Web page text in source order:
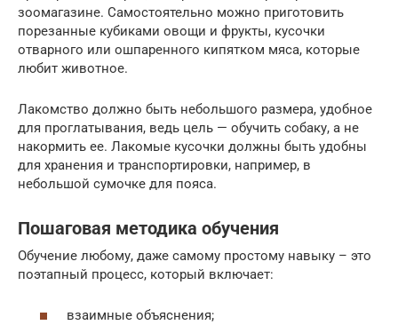
зоомагазине. Самостоятельно можно приготовить
порезанные кубиками овощи и фрукты, кусочки
отварного или ошпаренного кипятком мяса, которые
любит животное.
Лакомство должно быть небольшого размера, удобное
для проглатывания, ведь цель — обучить собаку, а не
накормить ее. Лакомые кусочки должны быть удобны
для хранения и транспортировки, например, в
небольшой сумочке для пояса.
Пошаговая методика обучения
Обучение любому, даже самому простому навыку – это
поэтапный процесс, который включает:
взаимные объяснения;